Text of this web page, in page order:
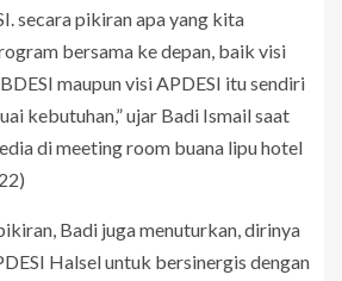
secara pikiran apa yang kita
bersama ke depan, baik visi
maupun visi APDESI itu sendiri
kebutuhan,” ujar Badi Ismail saat
di meeting room buana lipu hotel
Badi juga menuturkan, dirinya
Halsel untuk bersinergis dengan